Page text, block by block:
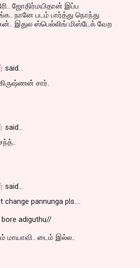
ஜோதிர்மயிதான் இப்ப
நானே படம் பார்த்து நொந்து
இதுல ஸ்பெல்லிங் மிஸ்டேக் வேற
said…
சார்.
said…
said…
pannunga pls....
adiguthu//
டைம் இல்ல..